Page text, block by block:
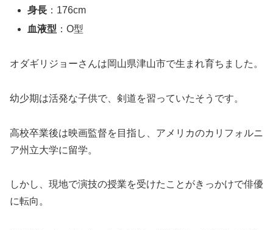
身長 ：176cm
血液型 ：O型
オダギリジョーさんは岡山県津山市で生まれ育ちました。
幼少期は活発な子供で、剣道を習っていたそうです。
高校卒業後は映画監督を目指し、アメリカのカリフォルニ
ア州立大学に留学。
しかし、現地で演技の授業を受けたことがきっかけで俳優
に転向。